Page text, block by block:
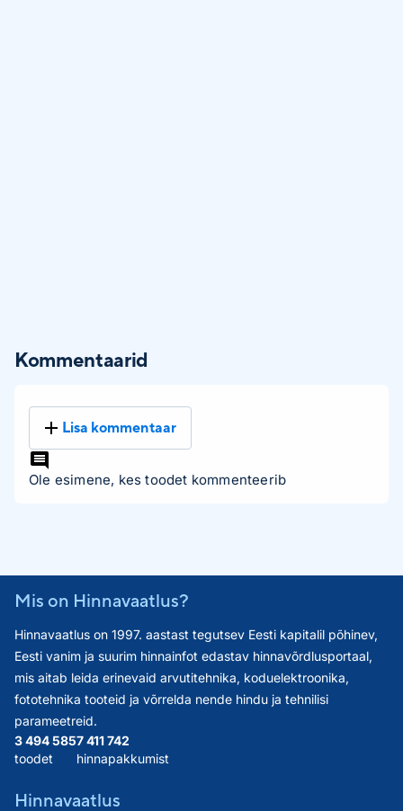
Kommentaarid
Lisa kommentaar
Ole esimene, kes toodet kommenteerib
Mis on Hinnavaatlus?
Hinnavaatlus on 1997. aastast tegutsev Eesti kapitalil põhinev,
Eesti vanim ja suurim hinnainfot edastav hinnavõrdlusportaal,
mis aitab leida erinevaid arvutitehnika, koduelektroonika,
fototehnika tooteid ja võrrelda nende hindu ja tehnilisi
parameetreid.
3 494 585
toodet
7 411 742
hinnapakkumist
Hinnavaatlus